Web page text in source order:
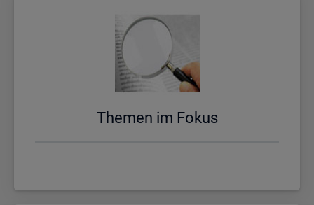
The­men im Fokus